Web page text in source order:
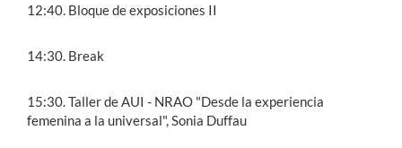
12:40. Bloque de exposiciones II
14:30. Break
15:30. Taller de AUI - NRAO "Desde la experiencia
femenina a la universal", Sonia Duffau